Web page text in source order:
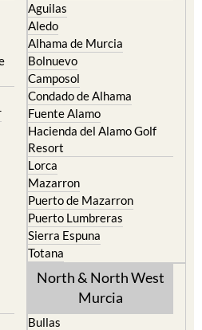
Aguilas
Aledo
Alhama de Murcia
Bolnuevo
Camposol
Condado de Alhama
Fuente Alamo
Hacienda del Alamo Golf
Resort
Lorca
Mazarron
Puerto de Mazarron
Puerto Lumbreras
Sierra Espuna
Totana
North & North West
Murcia
Bullas